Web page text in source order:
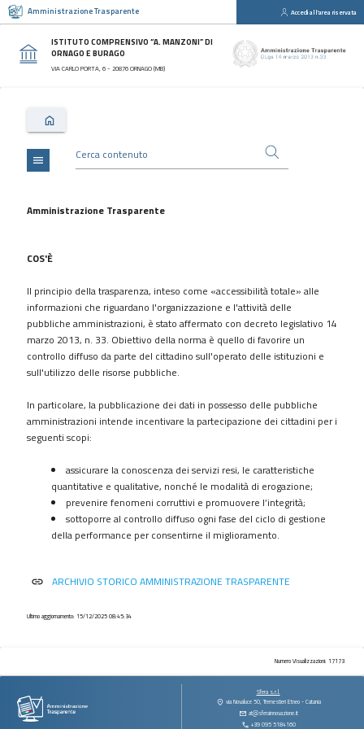
Amministrazione Trasparente Accedi all'area riservata
ISTITUTO COMPRENSIVO “A. MANZONI” DI
ORNAGO E BURAGO
VIA CARLO PORTA, 6 - 20876 ORNAGO (MB)
Sezioni
Disposizioni
Generali
Consulenti
collaboratori
Bandi
Performance
Enti
controllati
Attività
e
procedimenti
Controlli
sulle
contratti
contributi
vantaggi
immobili
e
menu
Amministrazione Trasparente
COS'È
Il principio della trasparenza, inteso come «accessibilità totale» alle
informazioni che riguardano l'organizzazione e l'attività delle
pubbliche amministrazioni, è stato affermato con decreto legislativo 14
marzo 2013, n. 33. Obiettivo della norma è quello di favorire un
controllo diffuso da parte del cittadino sull'operato delle istituzioni e
sull'utilizzo delle risorse pubbliche.
In particolare, la pubblicazione dei dati in possesso delle pubbliche
amministrazioni intende incentivare la partecipazione dei cittadini per i
seguenti scopi:
assicurare la conoscenza dei servizi resi, le caratteristiche
quantitative e qualitative, nonché le modalità di erogazione;
prevenire fenomeni corruttivi e promuovere l’integrità;
sottoporre al controllo diffuso ogni fase del ciclo di gestione
della performance per consentirne il miglioramento.
link ARCHIVIO STORICO AMMINISTRAZIONE TRASPARENTE
Ultimo aggiornamento: 15/12/2025 08:45:34
Numero Visualizzazioni: 17173
Sfera s.r.l.
via Novaluce 50, Tremestieri Etneo - Catania
at@sferainnovazione.it
+39 095 5184160